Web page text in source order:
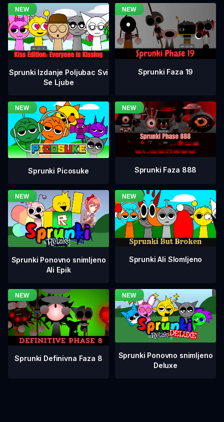
Sprunki Izdanje Poljubac Svi
Se Ljube
Sprunki Faza 19
Sprunki Picosuke Sprunki Faza 888
Sprunki Ponovno snimljeno
Ali Epik
Sprunki Ali Slomljeno
Sprunki Definivna Faza 8
Sprunki Ponovno snimljeno
Deluxe